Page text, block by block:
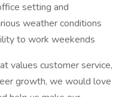
setting and
weather conditions
to work weekends
values customer service,
growth, we would love